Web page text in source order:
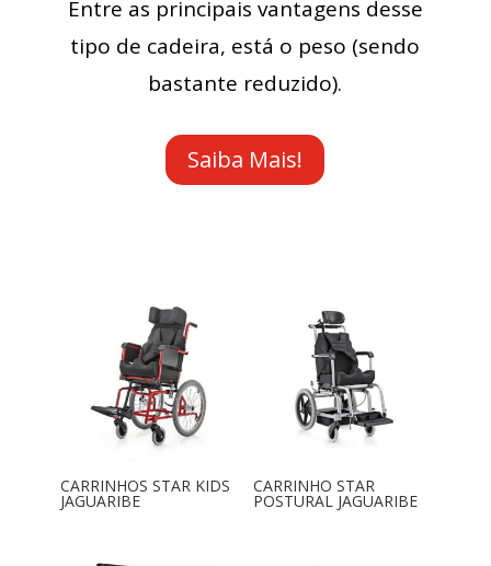
Entre as principais vantagens desse
tipo de cadeira, está o peso (sendo
bastante reduzido).
Saiba Mais!
CARRINHOS STAR KIDS
JAGUARIBE
CARRINHO STAR
POSTURAL JAGUARIBE